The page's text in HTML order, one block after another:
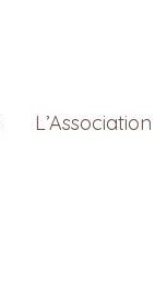
L’Association